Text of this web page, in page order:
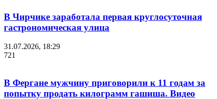
В Чирчике заработала первая круглосуточная
гастрономическая улица
31.07.2026, 18:29
721
В Фергане мужчину приговорили к 11 годам за
попытку продать килограмм гашиша. Видео